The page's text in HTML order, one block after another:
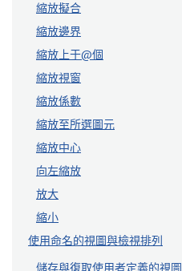
縮放擬合
縮放邊界
縮放上于@個
縮放視窗
縮放係數
縮放至所選圖元
縮放中心
向左縮放
放大
縮小
使用命名的視圖與檢視排列
儲存與復取使用者定義的視圖